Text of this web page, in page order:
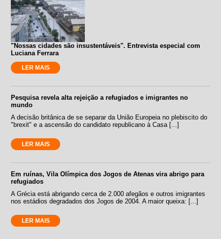
"Nossas cidades são insustentáveis". Entrevista especial com
Luciana Ferrara
LER MAIS
Pesquisa revela alta rejeição a refugiados e imigrantes no
mundo
A decisão britânica de se separar da União Europeia no plebiscito do
"brexit" e a ascensão do candidato republicano à Casa [...]
LER MAIS
Em ruínas, Vila Olímpica dos Jogos de Atenas vira abrigo para
refugiados
A Grécia está abrigando cerca de 2.000 afegãos e outros imigrantes
nos estádios degradados dos Jogos de 2004. A maior queixa: [...]
LER MAIS